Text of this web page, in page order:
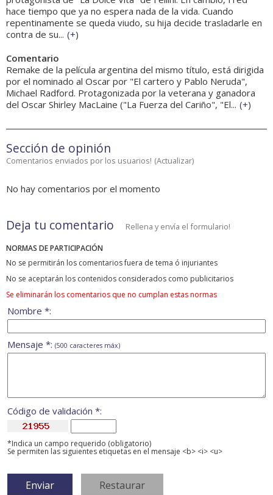
hace tiempo que ya no espera nada de la vida. Cuando
repentinamente se queda viudo, su hija decide trasladarle en
contra de su... (+)
Comentario
Remake de la película argentina del mismo título, está dirigida
por el nominado al Oscar por "El cartero y Pablo Neruda",
Michael Radford. Protagonizada por la veterana y ganadora
del Oscar Shirley MacLaine ("La Fuerza del Cariño", "El... (+)
Sección de opinión
Comentarios enviados por los usuarios! (Actualizar)
No hay comentarios por el momento
Deja tu comentario Rellena y envía el formulario!
NORMAS DE PARTICIPACIÓN
No se permitirán los comentarios fuera de tema ó injuriantes
No se aceptarán los contenidos considerados como publicitarios
Se eliminarán los comentarios que no cumplan estas normas
Nombre *:
Mensaje *: (500 caracteres máx)
Código de validación *:
*Indica un campo requerido (obligatorio)
Se permiten las siguientes etiquetas en el mensaje <b> <i> <u>